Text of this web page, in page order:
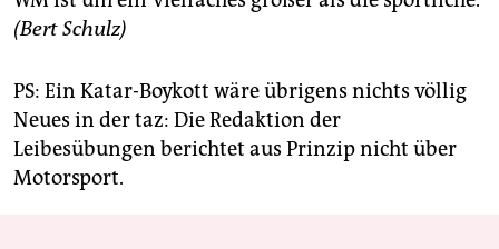
(Bert Schulz)
PS: Ein Katar-Boykott wäre übrigens nichts völlig
Neues in der taz: Die Redaktion der
Leibesübungen berichtet aus Prinzip nicht über
Motorsport.